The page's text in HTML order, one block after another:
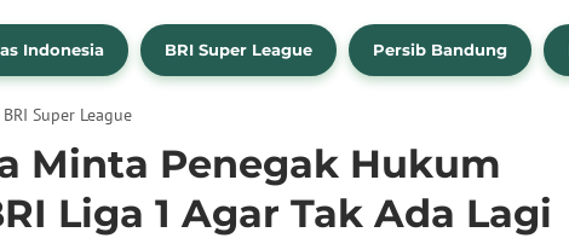
Indonesia BRI Super League Persib Bandung
BRI Super League
Minta Penegak Hukum
Liga 1 Agar Tak Ada Lagi